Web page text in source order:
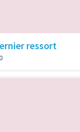
ressort